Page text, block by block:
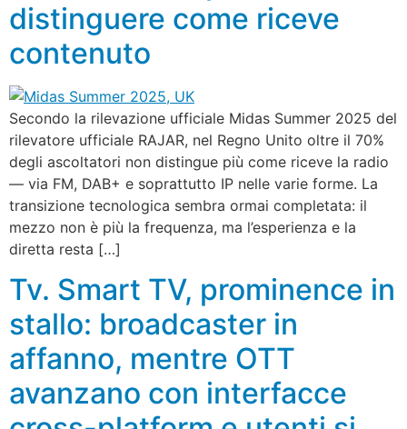
distinguere come riceve
contenuto
Secondo la rilevazione ufficiale Midas Summer 2025 del
rilevatore ufficiale RAJAR, nel Regno Unito oltre il 70%
degli ascoltatori non distingue più come riceve la radio
— via FM, DAB+ e soprattutto IP nelle varie forme. La
transizione tecnologica sembra ormai completata: il
mezzo non è più la frequenza, ma l’esperienza e la
diretta resta […]
Tv. Smart TV, prominence in
stallo: broadcaster in
affanno, mentre OTT
avanzano con interfacce